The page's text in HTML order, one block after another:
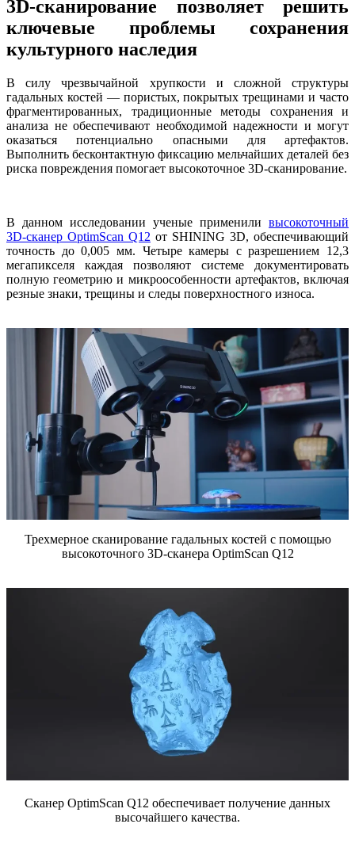
3D-сканирование позволяет решить
ключевые проблемы сохранения
культурного наследия
В силу чрезвычайной хрупкости и сложной структуры
гадальных костей — пористых, покрытых трещинами и часто
фрагментированных, традиционные методы сохранения и
анализа не обеспечивают необходимой надежности и могут
оказаться потенциально опасными для артефактов.
Выполнить бесконтактную фиксацию мельчайших деталей без
риска повреждения помогает высокоточное 3D-сканирование.
В данном исследовании ученые применили высокоточный
3D-сканер OptimScan Q12 от SHINING 3D, обеспечивающий
точность до 0,005 мм. Четыре камеры с разрешением 12,3
мегапикселя каждая позволяют системе документировать
полную геометрию и микроособенности артефактов, включая
резные знаки, трещины и следы поверхностного износа.
Трехмерное сканирование гадальных костей с помощью
высокоточного 3D-сканера OptimScan Q12
Сканер OptimScan Q12 обеспечивает получение данных
высочайшего качества.